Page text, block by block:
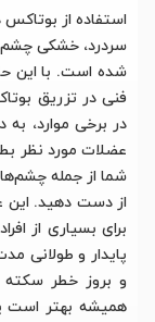
استفاده از بوتاکس
سردرد، خشکی
شده است. با این
فنی در تزریق
در برخی موارد،
عضلات مورد نظر
شما از جمله
از دست دهید. این
برای بسیاری از
پایدار و طولانی
و بروز خطر سکته
همیشه بهتر است